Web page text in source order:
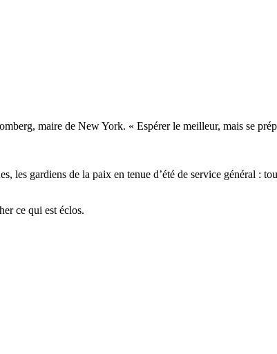
maire de New York. « Espérer le meilleur, mais se
les gardiens de la paix en tenue d’été de service général :
ce qui est éclos.